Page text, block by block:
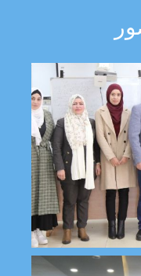
المحورية.
والإستراتيجية
بناء على
الإلكترونية